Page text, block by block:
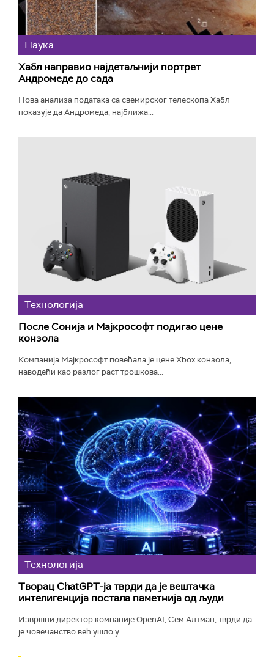
Наука
Хабл направио најдетаљнији портрет
Андромеде до сада
Нова анализа података са свемирског телескопа Хабл
показује да Андромеда, најближа...
Технологијa
После Сонија и Мајкрософт подигао цене
конзола
Компанија Мајкрософт повећала је цене Xbox конзола,
наводећи као разлог раст трошкова...
Технологијa
Творац ChatGPT-ја тврди да је вештачка
интелигенција постала паметнија од људи
Извршни директор компаније OpenAI, Сем Алтман, тврди да
је човечанство већ ушло у...